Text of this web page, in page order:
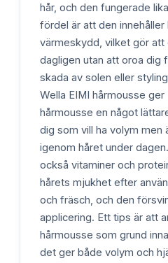
hår, och den fungerade
fördel är att den
värmeskydd, vilket gör att
dagligen utan att oroa dig
skada av solen eller
Wella EIMI hårmousse ger
hårmousse en något
dig som vill ha volym men
igenom håret under
också vitaminer och
hårets mjukhet efter
och fräsch, och den
applicering. Ett tips är att
hårmousse som grund
det ger både volym och